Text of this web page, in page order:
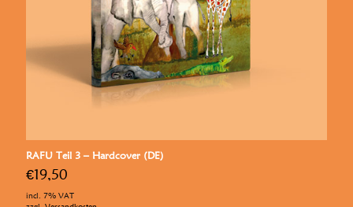
RAFU Teil 3 – Hardcover (DE)
€19,50
incl. 7% VAT